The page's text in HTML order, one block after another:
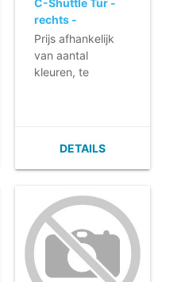
C-Shuttle Tür -
rechts -
personalisierter
Druck
Prijs afhankelijk
van aantal
kleuren, te
DETAILS